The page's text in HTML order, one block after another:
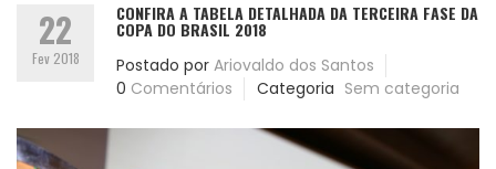
22
Fev 2018
CONFIRA A TABELA DETALHADA DA TERCEIRA FASE DA
COPA DO BRASIL 2018
Postado por Ariovaldo dos Santos
0 Comentários Categoria Sem categoria